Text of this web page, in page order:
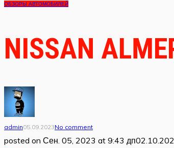
ОБЗОРЫ АВТОМОБИЛЕЙ
NISSAN
admin05.09.2023No comment
posted on Сен. 05, 2023 at 9:43 дп